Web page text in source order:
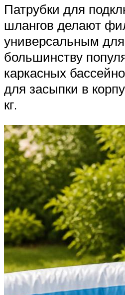
Патрубки для
шлангов делают
универсальным
большинству
каркасных
для засыпки в
кг.